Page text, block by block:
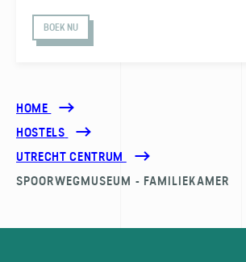
BOEK NU
HOME
HOSTELS
UTRECHT CENTRUM
SPOORWEGMUSEUM - FAMILIEKAMER